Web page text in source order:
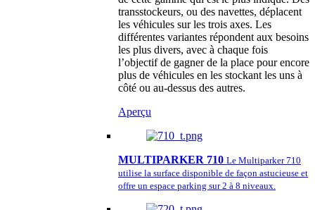
transstockeurs, ou des navettes, déplacent
les véhicules sur les trois axes. Les
différentes variantes répondent aux besoins
les plus divers, avec à chaque fois
l’objectif de gagner de la place pour encore
plus de véhicules en les stockant les uns à
côté ou au-dessus des autres.
Aperçu
MULTIPARKER 710 Le Multiparker 710
utilise la surface disponible de façon astucieuse et
offre un espace parking sur 2 à 8 niveaux.